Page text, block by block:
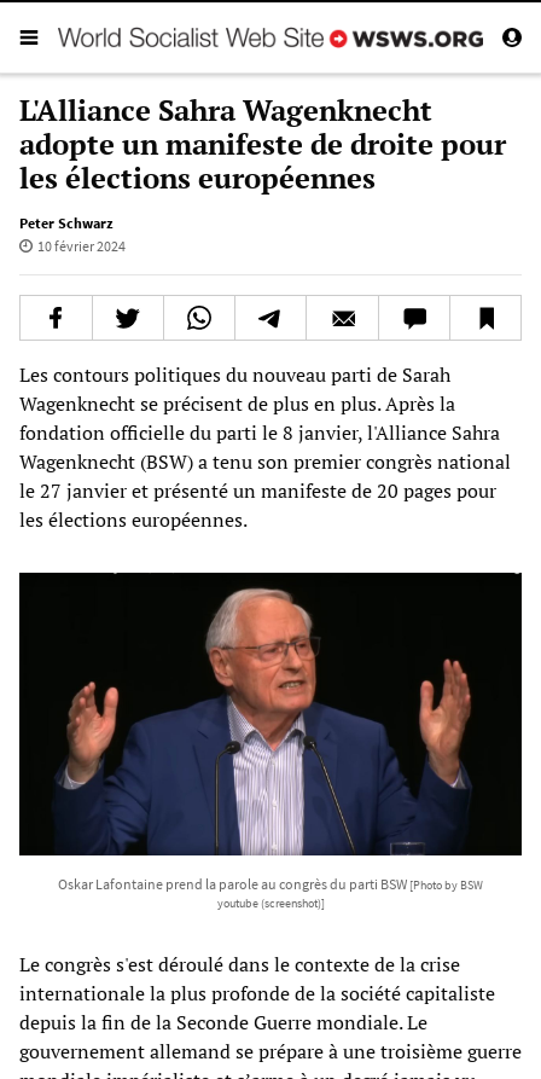
L'Alliance Sahra Wagenknecht
adopte un manifeste de droite pour
les élections européennes
Peter Schwarz
10 février 2024
Les contours politiques du nouveau parti de Sarah
Wagenknecht se précisent de plus en plus. Après la
fondation officielle du parti le 8 janvier, l'Alliance Sahra
Wagenknecht (BSW) a tenu son premier congrès national
le 27 janvier et présenté un manifeste de 20 pages pour
les élections européennes.
Oskar Lafontaine prend la parole au congrès du parti BSW [Photo by BSW
youtube (screenshot)]
Le congrès s'est déroulé dans le contexte de la crise
internationale la plus profonde de la société capitaliste
depuis la fin de la Seconde Guerre mondiale. Le
gouvernement allemand se prépare à une troisième guerre